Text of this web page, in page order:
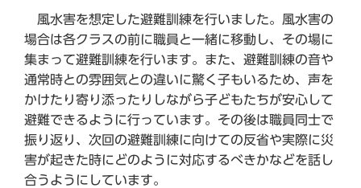
風水害を想定した避難訓練を行いました。風水害の
場合は各クラスの前に職員と一緒に移動し、その場に
集まって避難訓練を行います。また、避難訓練の音や
通常時との雰囲気との違いに驚く子もいるため、声を
かけたり寄り添ったりしながら子どもたちが安心して
避難できるように行っています。その後は職員同士で
振り返り、次回の避難訓練に向けての反省や実際に災
害が起きた時にどのように対応するべきかなどを話し
合うようにしています。